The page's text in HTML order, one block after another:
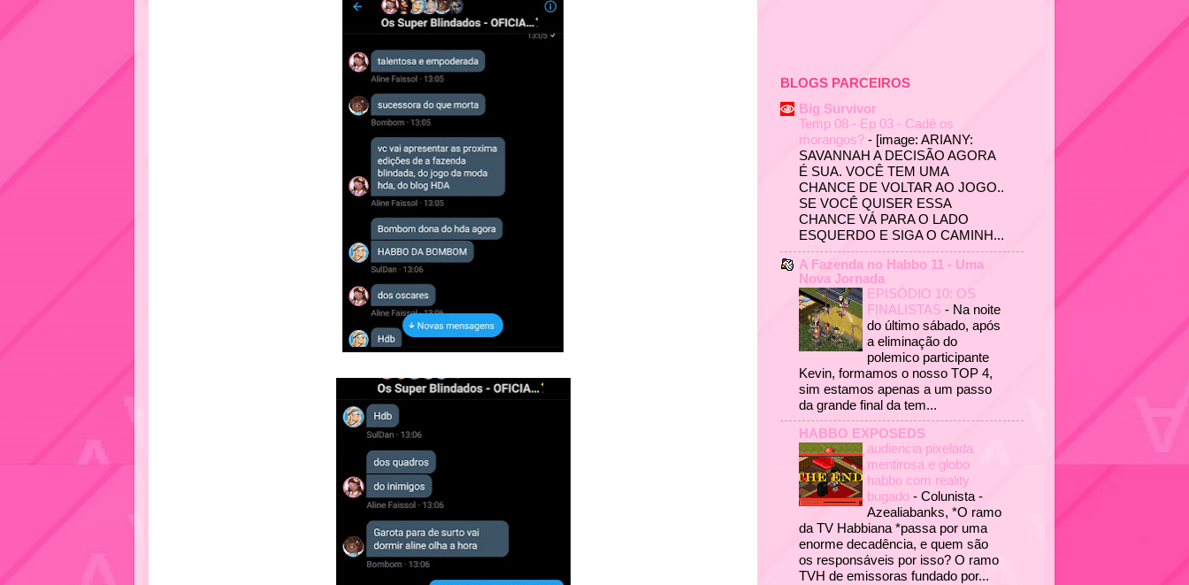
BLOGS PARCEIROS
Big Survivor
Temp 08 - Ep 03 - Cadê os
morangos? - [image: ARIANY:
SAVANNAH A DECISÃO AGORA
É SUA. VOCÊ TEM UMA
CHANCE DE VOLTAR AO JOGO..
SE VOCÊ QUISER ESSA
CHANCE VÁ PARA O LADO
ESQUERDO E SIGA O CAMINH...
A Fazenda no Habbo 11 - Uma
Nova Jornada
EPISÓDIO 10: OS
FINALISTAS - Na noite
do último sábado, após
a eliminação do
polemico participante
Kevin, formamos o nosso TOP 4,
sim estamos apenas a um passo
da grande final da tem...
HABBO EXPOSEDS
audiencia pixelada
mentirosa e globo
habbo com reality
bugado - Colunista -
Azealiabanks, *O ramo
da TV Habbiana *passa por uma
enorme decadência, e quem são
os responsáveis por isso? O ramo
TVH de emissoras fundado por...